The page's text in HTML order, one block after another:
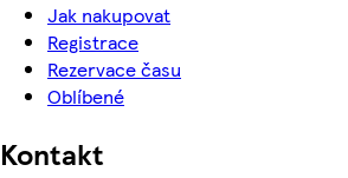
Jak nakupovat
Registrace
Rezervace času
Oblíbené
Kontakt